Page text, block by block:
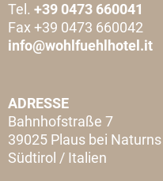
Tel. +39 0473 660041
Fax +39 0473 660042
info@wohlfuehlhotel.it
ADRESSE
Bahnhofstraße 7
39025 Plaus bei Naturns
Südtirol / Italien